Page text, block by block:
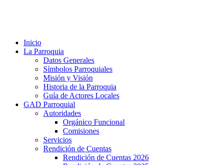
Inicio
La Parroquia
Datos Generales
Símbolos Parroquiales
Misión y Visión
Historia de la Parroquia
Guía de Actores Locales
GAD Parroquial
Autoridades
Orgánico Funcional
Comisiones
Servicios
Rendición de Cuentas
Rendición de Cuentas 2026